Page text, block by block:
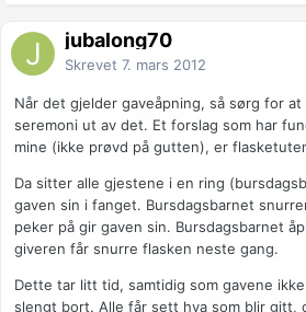
jubalong70
Skrevet 7. mars 2012
Når det gjelder gaveåpning, så sørg for
seremoni ut av det. Et forslag som har
mine (ikke prøvd på gutten), er
Da sitter alle gjestene i en ring
gaven sin i fanget. Bursdagsbarnet
peker på gir gaven sin. Bursdagsbarnet
giveren får snurre flasken neste gang.
Dette tar litt tid, samtidig som gavene
slengt bort. Alle får sett hva som blir gitt,